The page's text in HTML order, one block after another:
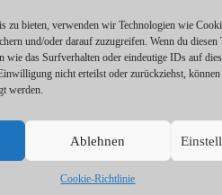
zu bieten, verwenden wir Technologien wie
und/oder darauf zuzugreifen. Wenn du diesen
wie das Surfverhalten oder eindeutige IDs auf
nicht erteilst oder zurückziehst,
werden.
Ablehnen
Cookie-Richtlinie